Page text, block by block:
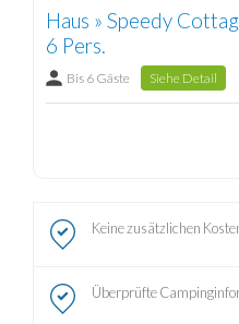
Haus » Speedy
6 Pers.
Bis 6 Gäste Siehe Detail
Keine zusätzlichen
Überprüfte